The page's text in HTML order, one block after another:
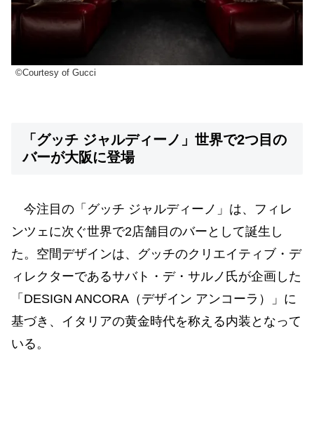
©Courtesy of Gucci
「グッチ ジャルディーノ」世界で2つ目の
バーが大阪に登場
今注目の「グッチ ジャルディーノ」は、フィレ
ンツェに次ぐ世界で2店舗目のバーとして誕生し
た。空間デザインは、グッチのクリエイティブ・デ
ィレクターであるサバト・デ・サルノ氏が企画した
「DESIGN ANCORA（デザイン アンコーラ）」に
基づき、イタリアの黄金時代を称える内装となって
いる。